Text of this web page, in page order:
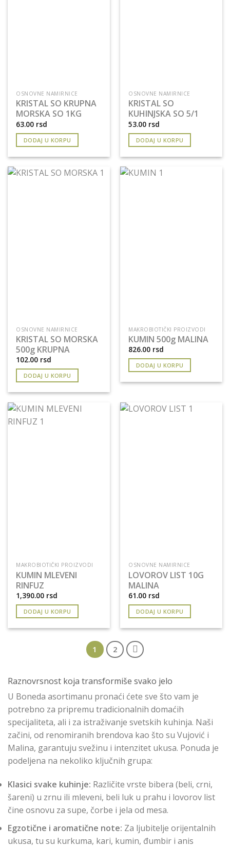
OSNOVNE NAMIRNICE
KRISTAL SO KRUPNA
MORSKA SO 1KG
63.00 rsd
DODAJ U KORPU
OSNOVNE NAMIRNICE
KRISTAL SO
KUHINJSKA SO 5/1
53.00 rsd
DODAJ U KORPU
OSNOVNE NAMIRNICE
KRISTAL SO MORSKA
500g KRUPNA
102.00 rsd
DODAJ U KORPU
MAKROBIOTIČKI PROIZVODI
KUMIN 500g MALINA
826.00 rsd
DODAJ U KORPU
MAKROBIOTIČKI PROIZVODI
KUMIN MLEVENI
RINFUZ
1,390.00 rsd
DODAJ U KORPU
OSNOVNE NAMIRNICE
LOVOROV LIST 10G
MALINA
61.00 rsd
DODAJ U KORPU
1 2
Raznovrsnost koja transformiše svako jelo
U Boneda asortimanu pronaći ćete sve što vam je
potrebno za pripremu tradicionalnih domaćih
specijaliteta, ali i za istraživanje svetskih kuhinja. Naši
začini, od renomiranih brendova kao što su Vujović i
Malina, garantuju svežinu i intenzitet ukusa. Ponuda je
podeljena na nekoliko ključnih grupa:
Klasici svake kuhinje: Različite vrste bibera (beli, crni,
šareni) u zrnu ili mleveni, beli luk u prahu i lovorov list
čine osnovu za supe, čorbe i jela od mesa.
Egzotične i aromatične note: Za ljubitelje orijentalnih
ukusa, tu su kurkuma, kari, kumin, đumbir i anis